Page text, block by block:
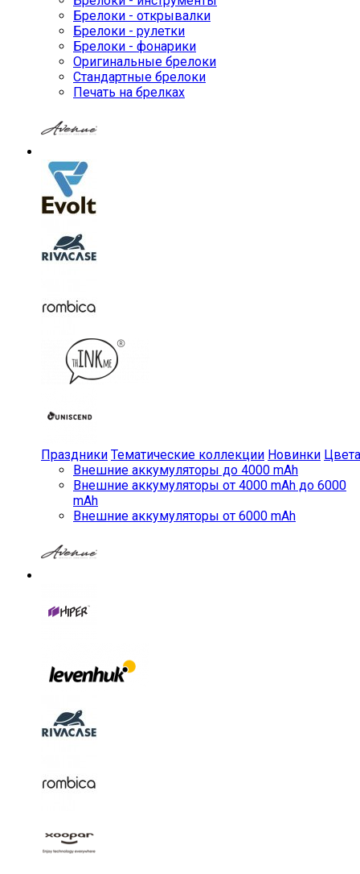
Брелоки - открывалки
Брелоки - рулетки
Брелоки - фонарики
Оригинальные брелоки
Стандартные брелоки
Печать на брелках
Праздники Тематические коллекции Новинки Цвета
Внешние аккумуляторы до 4000 mAh
Внешние аккумуляторы от 4000 mAh до 6000
mAh
Внешние аккумуляторы от 6000 mAh